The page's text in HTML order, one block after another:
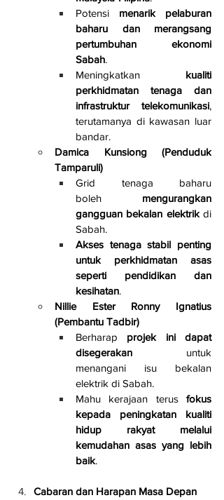
Potensi menarik pelaburan
baharu dan merangsang
pertumbuhan ekonomi
Sabah.
Meningkatkan kualiti
perkhidmatan tenaga dan
infrastruktur telekomunikasi,
terutamanya di kawasan luar
bandar.
Damica Kunsiong (Penduduk
Tamparuli)
Grid tenaga baharu
boleh mengurangkan
gangguan bekalan elektrik di
Sabah.
Akses tenaga stabil penting
untuk perkhidmatan asas
seperti pendidikan dan
kesihatan.
Nillie Ester Ronny Ignatius
(Pembantu Tadbir)
Berharap projek ini dapat
disegerakan untuk
menangani isu bekalan
elektrik di Sabah.
Mahu kerajaan terus fokus
kepada peningkatan kualiti
hidup rakyat melalui
kemudahan asas yang lebih
baik.
Cabaran dan Harapan Masa Depan